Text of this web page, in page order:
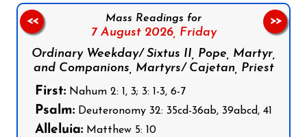
Mass Readings for
7 August 2026, Friday
Ordinary Weekday/ Sixtus II, Pope, Martyr,
and Companions, Martyrs/ Cajetan, Priest
First: Nahum 2: 1, 3; 3: 1-3, 6-7
Psalm: Deuteronomy 32: 35cd-36ab, 39abcd, 41
Alleluia: Matthew 5: 10
<< >>